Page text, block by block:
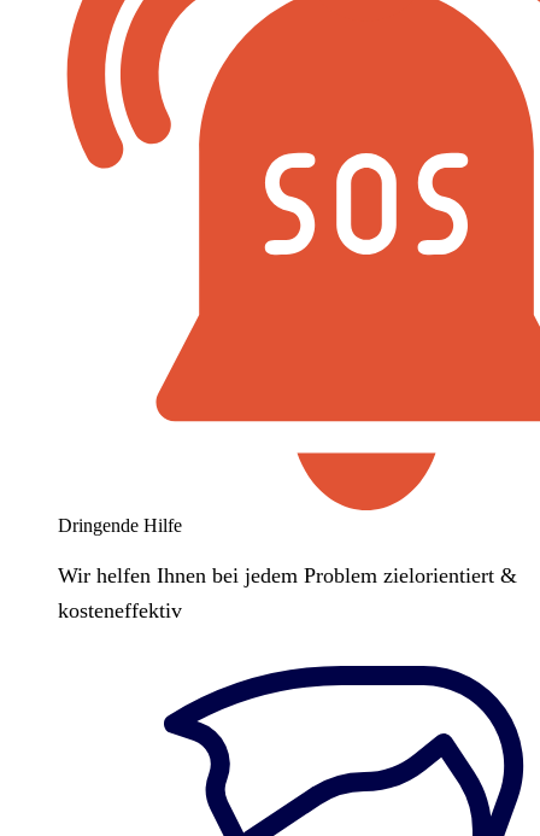
Dringende Hilfe
Wir helfen Ihnen bei jedem Problem zielorientiert &
kosteneffektiv